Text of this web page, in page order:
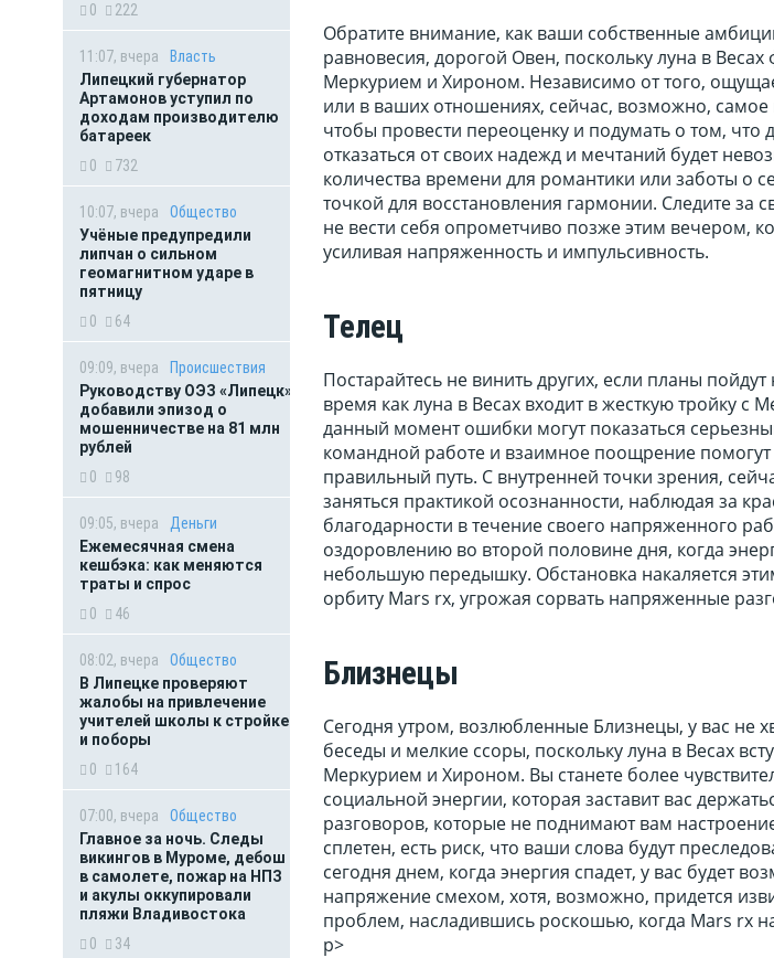
0
222
11:07, вчера
Власть
Липецкий губернатор
Артамонов уступил по
доходам производителю
батареек
0
732
10:07, вчера
Общество
Учёные предупредили
липчан о сильном
геомагнитном ударе в
пятницу
0
64
09:09, вчера
Происшествия
Руководству ОЭЗ «Липецк»
добавили эпизод о
мошенничестве на 81 млн
рублей
0
98
09:05, вчера
Деньги
Ежемесячная смена
кешбэка: как меняются
траты и спрос
0
46
08:02, вчера
Общество
В Липецке проверяют
жалобы на привлечение
учителей школы к стройке
и поборы
0
164
07:00, вчера
Общество
Главное за ночь. Следы
викингов в Муроме, дебош
в самолете, пожар на НПЗ
и акулы оккупировали
пляжи Владивостока
0
34
Обратите внимание, как ваши собственные
равновесия, дорогой Овен, поскольку луна в Весах
Меркурием и Хироном. Независимо от того,
или в ваших отношениях, сейчас, возможно,
чтобы провести переоценку и подумать о том, что
отказаться от своих надежд и мечтаний будет
количества времени для романтики или заботы о
точкой для восстановления гармонии. Следите за
не вести себя опрометчиво позже этим вечером,
усиливая напряженность и импульсивность.
Телец
Постарайтесь не винить других, если планы
время как луна в Весах входит в жесткую тройку с
данный момент ошибки могут показаться
командной работе и взаимное поощрение помогут
правильный путь. С внутренней точки зрения,
заняться практикой осознанности, наблюдая за
благодарности в течение своего напряженного
оздоровлению во второй половине дня, когда
небольшую передышку. Обстановка накаляется
орбиту Mars rx, угрожая сорвать напряженные
Близнецы
Сегодня утром, возлюбленные Близнецы, у вас не
беседы и мелкие ссоры, поскольку луна в Весах
Меркурием и Хироном. Вы станете более
социальной энергии, которая заставит вас
разговоров, которые не поднимают вам
сплетен, есть риск, что ваши слова будут
сегодня днем, когда энергия спадет, у вас будет
напряжение смехом, хотя, возможно, придется
проблем, насладившись роскошью, когда Mars rx
p>